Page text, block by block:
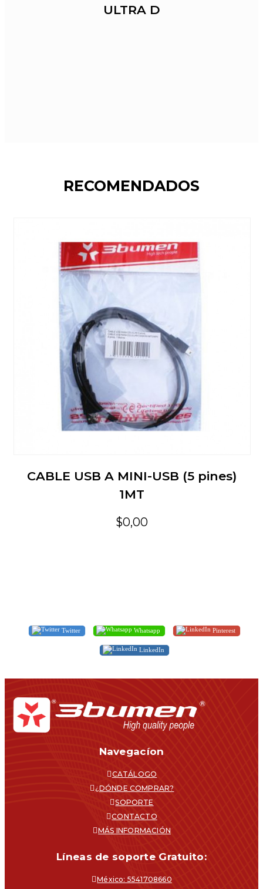
ULTRA D
RECOMENDADOS
CABLE USB A MINI-USB (5 pines)
1MT
$0,00
Twitter Whatsapp Pinterest
LinkedIn
Navegacíon
CATÁLOGO
¿DÓNDE COMPRAR?
SOPORTE
CONTACTO
MÁS INFORMACIÓN
Líneas de soporte Gratuito:
México: 5541708660